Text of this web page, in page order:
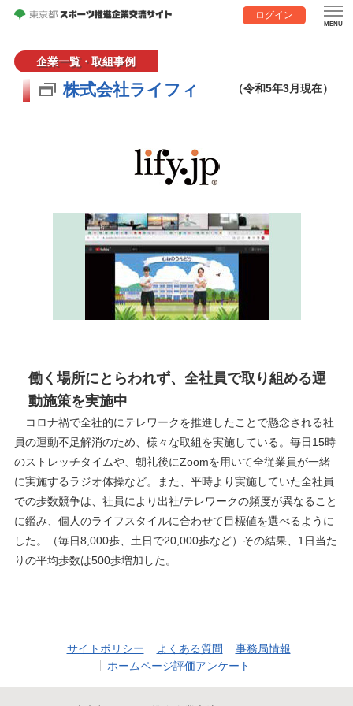
ログイン
企業一覧・取組事例
株式会社ライフィ （令和5年3月現在）
働く場所にとらわれず、全社員で取り組める運
動施策を実施中
コロナ禍で全社的にテレワークを推進したことで懸念される社
員の運動不足解消のため、様々な取組を実施している。毎日15時
のストレッチタイムや、朝礼後にZoomを用いて全従業員が一緒
に実施するラジオ体操など。また、平時より実施していた全社員
での歩数競争は、社員により出社/テレワークの頻度が異なること
に鑑み、個人のライフスタイルに合わせて目標値を選べるように
した。（毎日8,000歩、土日で20,000歩など）その結果、1日当た
りの平均歩数は500歩増加した。
サイトポリシー よくある質問
事務局情報
ホームページ評価アンケート